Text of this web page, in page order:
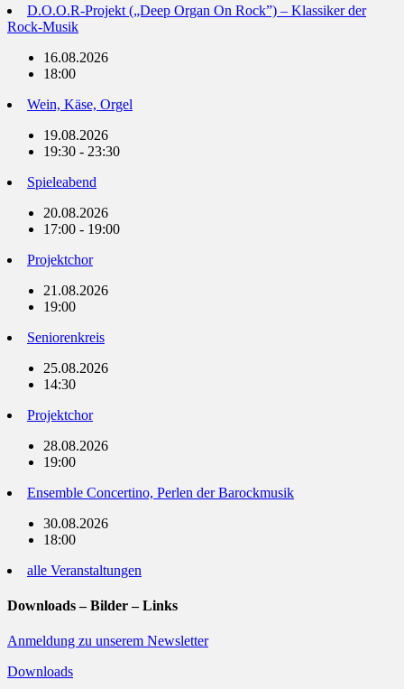
D.O.O.R-Projekt („Deep Organ On Rock”) – Klassiker der
Rock-Musik
16.08.2026
18:00
Wein, Käse, Orgel
19.08.2026
19:30 - 23:30
Spieleabend
20.08.2026
17:00 - 19:00
Projektchor
21.08.2026
19:00
Seniorenkreis
25.08.2026
14:30
Projektchor
28.08.2026
19:00
Ensemble Concertino, Perlen der Barockmusik
30.08.2026
18:00
alle Veranstaltungen
Downloads – Bilder – Links
Anmeldung zu unserem Newsletter
Downloads